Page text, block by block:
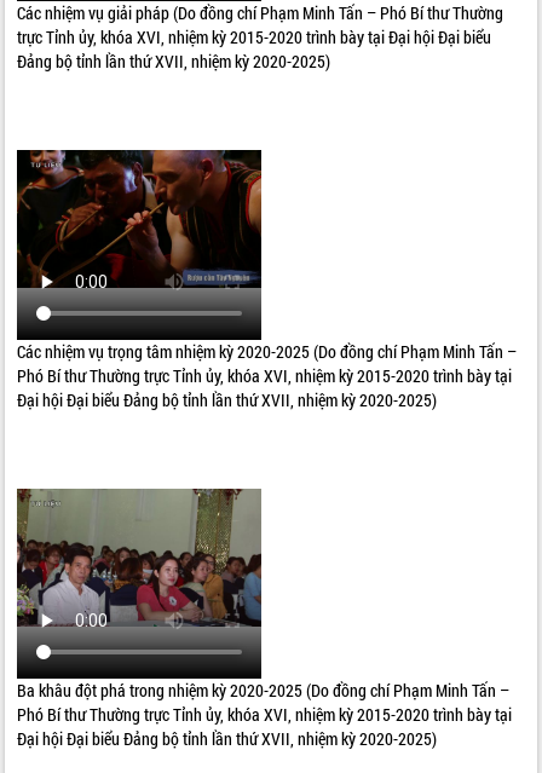
Các nhiệm vụ giải pháp (Do đồng chí Phạm Minh Tấn – Phó Bí thư Thường
trực Tỉnh ủy, khóa XVI, nhiệm kỳ 2015-2020 trình bày tại Đại hội Đại biểu
Đảng bộ tỉnh lần thứ XVII, nhiệm kỳ 2020-2025)
Các nhiệm vụ trọng tâm nhiệm kỳ 2020-2025 (Do đồng chí Phạm Minh Tấn –
Phó Bí thư Thường trực Tỉnh ủy, khóa XVI, nhiệm kỳ 2015-2020 trình bày tại
Đại hội Đại biểu Đảng bộ tỉnh lần thứ XVII, nhiệm kỳ 2020-2025)
Ba khâu đột phá trong nhiệm kỳ 2020-2025 (Do đồng chí Phạm Minh Tấn –
Phó Bí thư Thường trực Tỉnh ủy, khóa XVI, nhiệm kỳ 2015-2020 trình bày tại
Đại hội Đại biểu Đảng bộ tỉnh lần thứ XVII, nhiệm kỳ 2020-2025)